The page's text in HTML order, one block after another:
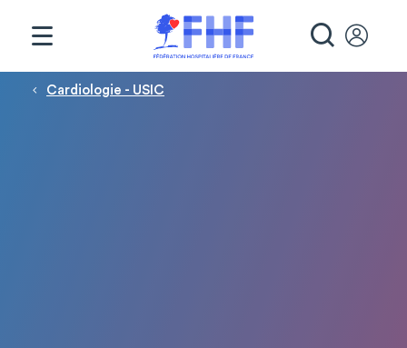
Fil d'Ariane
Cardiologie - USIC
Panneau de gestion des cookies